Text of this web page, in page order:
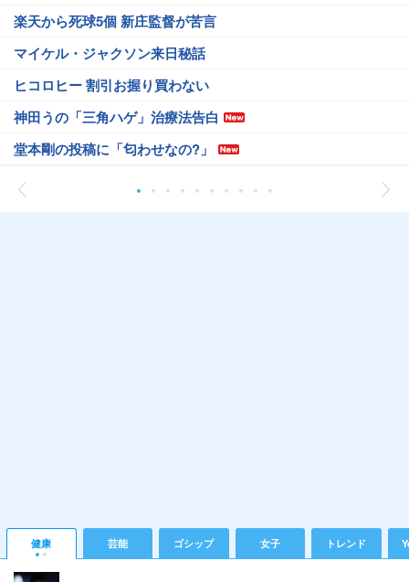
楽天から死球5個 新庄監督が苦言
マイケル・ジャクソン来日秘話
ヒコロヒー 割引お握り買わない
神田うの「三角ハゲ」治療法告白
堂本剛の投稿に「匂わせなの?」
健康 芸能 ゴシップ 女子 トレンド